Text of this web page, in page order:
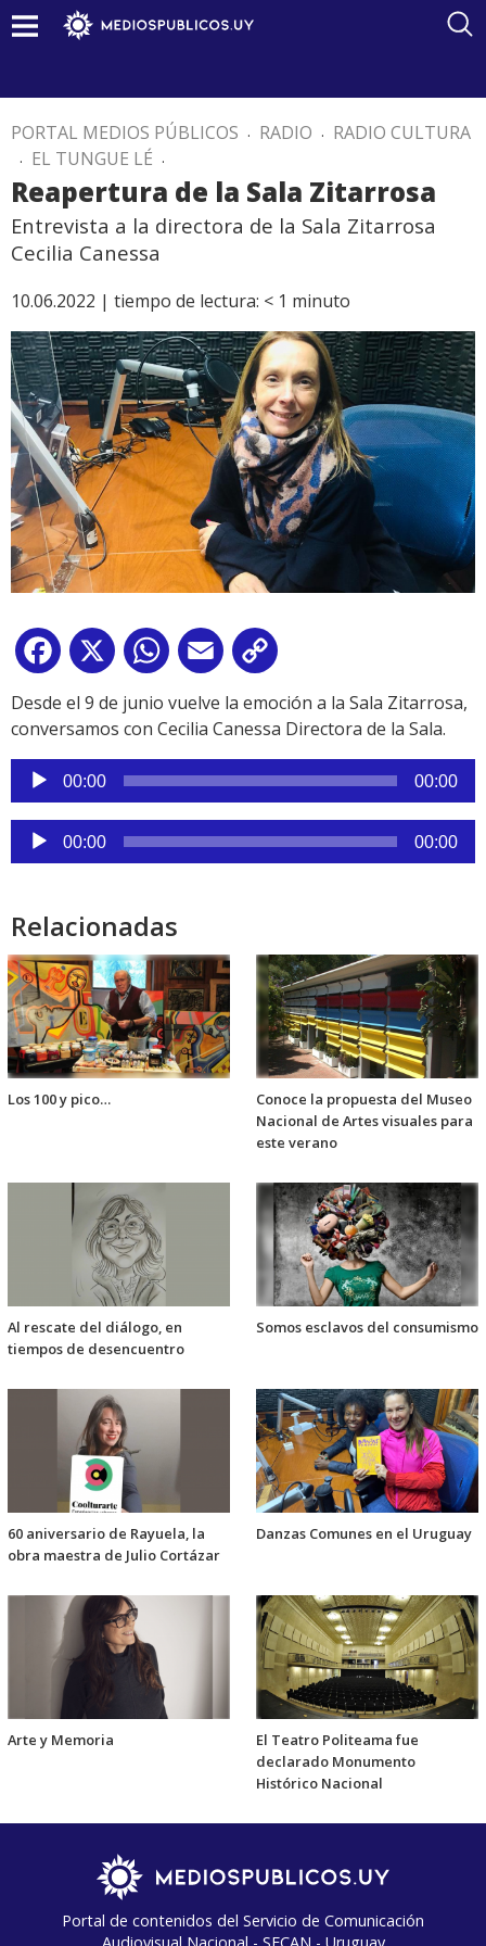
PORTAL MEDIOS PÚBLICOS . RADIO . RADIO CULTURA
. EL TUNGUE LÉ .
Reapertura de la Sala Zitarrosa
Entrevista a la directora de la Sala Zitarrosa
Cecilia Canessa
10.06.2022 | tiempo de lectura: < 1 minuto
Facebook
X WhatsApp
Email
Link
Desde el 9 de junio vuelve la emoción a la Sala Zitarrosa,
conversamos con Cecilia Canessa Directora de la Sala.
Reproductor
de
audio
00:00 00:00
Reproductor
de
00:00 00:00
Relacionadas
Los 100 y pico…
Conoce la propuesta del Museo
Nacional de Artes visuales para
este verano
Al rescate del diálogo, en
tiempos de desencuentro
Somos esclavos del consumismo
60 aniversario de Rayuela, la
obra maestra de Julio Cortázar
Danzas Comunes en el Uruguay
Arte y Memoria
El Teatro Politeama fue
declarado Monumento
Histórico Nacional
Portal de contenidos del Servicio de Comunicación